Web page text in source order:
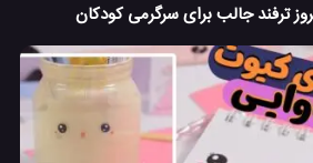
ترفند جالب برای سرگرمی کودکان